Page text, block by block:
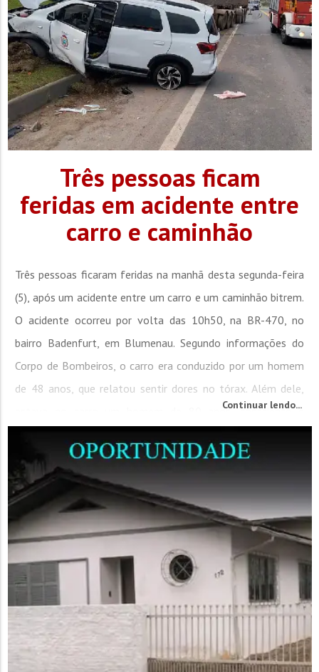
Três pessoas ficam
feridas em acidente entre
carro e caminhão
Três pessoas ficaram feridas na manhã desta segunda-feira
(5), após um acidente entre um carro e um caminhão bitrem.
O acidente ocorreu por volta das 10h50, na BR-470, no
bairro Badenfurt, em Blumenau. Segundo informações do
Corpo de Bombeiros, o carro era conduzido por um homem
de 48 anos, que relatou sentir dores no tórax. Além dele,
estava no carro um homem de 80 anos, consciente e
Continuar lendo...